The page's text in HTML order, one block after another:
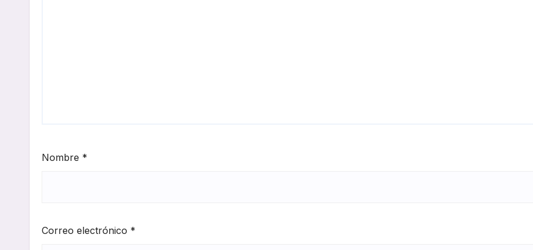
Nombre *
Correo electrónico *